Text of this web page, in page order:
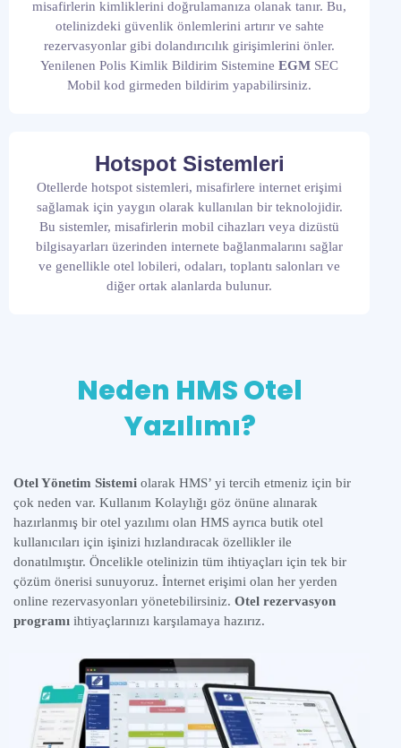
misafirlerin kimliklerini doğrulamanıza olanak tanır. Bu,
otelinizdeki güvenlik önlemlerini artırır ve sahte
rezervasyonlar gibi dolandırıcılık girişimlerini önler.
Yenilenen Polis Kimlik Bildirim SistemineEGM SEC
Mobil kod girmeden bildirim yapabilirsiniz.
Hotspot Sistemleri
Otellerde hotspot sistemleri, misafirlere internet erişimi
sağlamak için yaygın olarak kullanılan bir teknolojidir.
Bu sistemler, misafirlerin mobil cihazları veya dizüstü
bilgisayarları üzerinden internete bağlanmalarını sağlar
ve genellikle otel lobileri, odaları, toplantı salonları ve
diğer ortak alanlarda bulunur.
Neden HMS Otel
Yazılımı?
Otel Yönetim Sistemi olarak HMS’ yi tercih etmeniz için bir
çok neden var. Kullanım Kolaylığı göz önüne alınarak
hazırlanmış bir otel yazılımı olan HMS ayrıca butik otel
kullanıcıları için işinizi hızlandıracak özellikler ile
donatılmıştır. Öncelikle otelinizin tüm ihtiyaçları için tek bir
çözüm önerisi sunuyoruz. İnternet erişimi olan her yerden
online rezervasyonları yönetebilirsiniz. Otel rezervasyon
programı ihtiyaçlarınızı karşılamaya hazırız.